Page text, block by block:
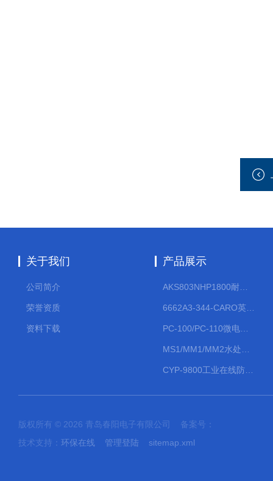
关于我们
公司简介
荣誉资质
资料下载
产品展示
版权所有 © 2026 青岛春阳电子有限公司 备案号：
技术支持： 环保在线 管理登陆 sitemap.xml